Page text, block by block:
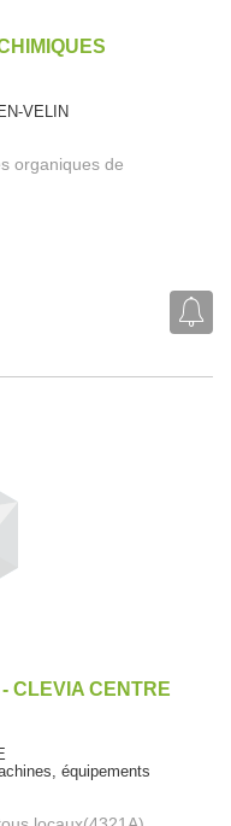
VELIN
organiques de
CLEVIA CENTRE
équipements